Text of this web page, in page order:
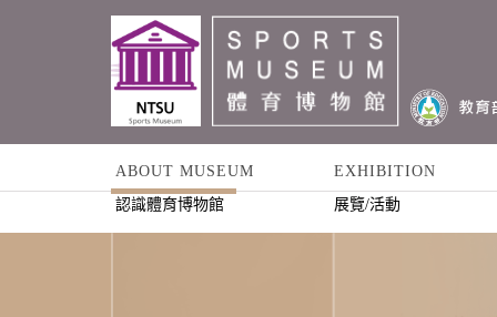
ABOUT MUSEUM
認識體育博物館
EXHIBITION
展覽/活動